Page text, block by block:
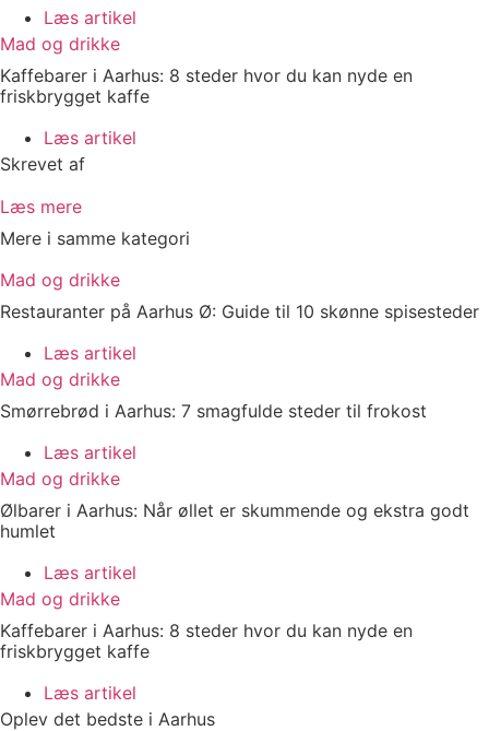
Læs artikel
Mad og drikke
Kaffebarer i Aarhus: 8 steder hvor du kan nyde en
friskbrygget kaffe
Læs artikel
Skrevet af
Læs mere
Mere i samme kategori
Mad og drikke
Restauranter på Aarhus Ø: Guide til 10 skønne spisesteder
Læs artikel
Mad og drikke
Smørrebrød i Aarhus: 7 smagfulde steder til frokost
Læs artikel
Mad og drikke
Ølbarer i Aarhus: Når øllet er skummende og ekstra godt
humlet
Læs artikel
Mad og drikke
Kaffebarer i Aarhus: 8 steder hvor du kan nyde en
friskbrygget kaffe
Læs artikel
Oplev det bedste i Aarhus